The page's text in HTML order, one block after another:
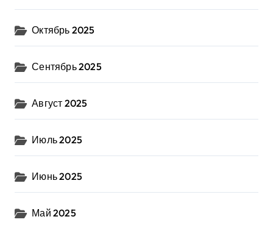
Октябрь 2025
Сентябрь 2025
Август 2025
Июль 2025
Июнь 2025
Май 2025